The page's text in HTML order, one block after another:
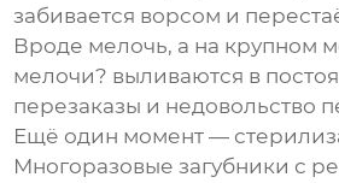
забивается ворсом и
Вроде мелочь, а на крупном
мелочи? выливаются в
перезаказы и недовольство
Ещё один момент —
Многоразовые загубники с